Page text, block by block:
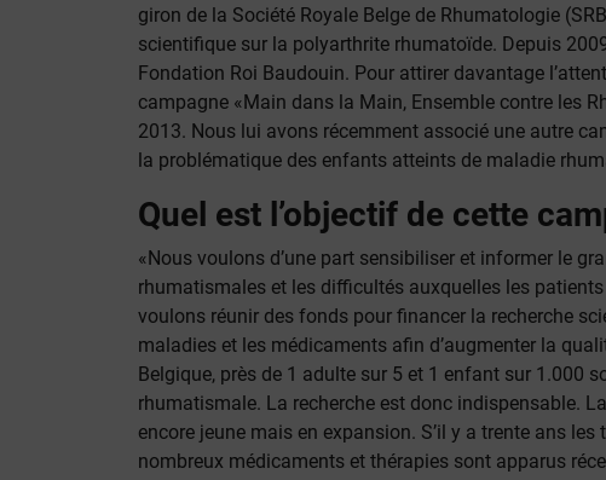
giron de la Société Royale Belge de Rhumatologie
scientifique sur la polyarthrite rhumatoïde. Depuis
Fondation Roi Baudouin. Pour attirer davantage
campagne «Main dans la Main, Ensemble contre les
2013. Nous lui avons récemment associé une autre
la problématique des enfants atteints de maladie
Quel est l’objectif de cette
«Nous voulons d’une part sensibiliser et informer le
rhumatismales et les difficultés auxquelles les
voulons réunir des fonds pour financer la recherche
maladies et les médicaments afin d’augmenter la
Belgique, près de 1 adulte sur 5 et 1 enfant sur 1.000
rhumatismale. La recherche est donc indispensable.
encore jeune mais en expansion. S’il y a trente ans
nombreux médicaments et thérapies sont apparus